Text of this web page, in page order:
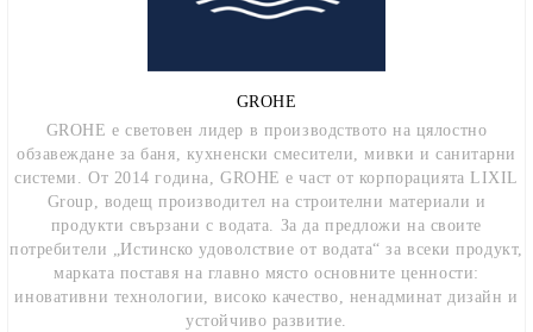
GROHE
GROHE e световен лидер в производството на цялостно
обзавеждане за баня, кухненски смесители, мивки и санитарни
системи. От 2014 година, GROHE е част от корпорацията LIXIL
Group, водещ производител на строителни материали и
продукти свързани с водата. За да предложи на своите
потребители „Истинско удоволствие от водата“ за всеки продукт,
марката поставя на главно място основните ценности:
иновативни технологии, високо качество, ненадминат дизайн и
устойчиво развитие.